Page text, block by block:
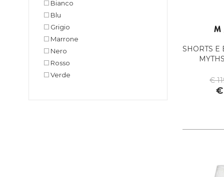
Bianco
Blu
Grigio
Marrone
Nero
Rosso
Verde
SHORTS
€
€